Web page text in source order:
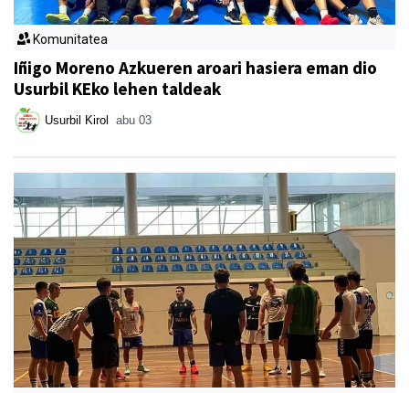
Komunitatea
Iñigo Moreno Azkueren aroari hasiera eman dio
Usurbil KEko lehen taldeak
Usurbil Kirol abu 03